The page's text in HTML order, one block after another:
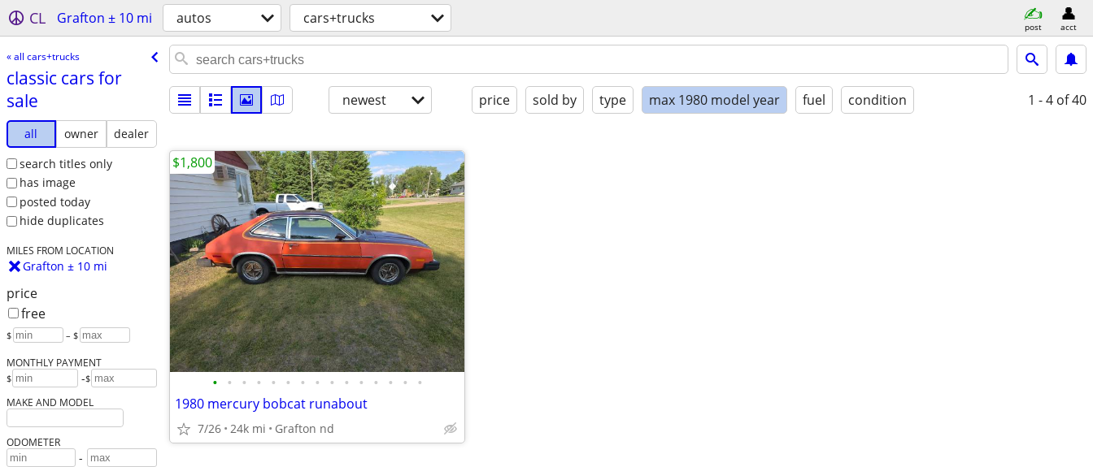
CL Grafton ± 10 mi autos cars+trucks post acct
« all cars+trucks
classic cars for
sale
all owner
dealer
search titles only
has image
posted today
hide duplicates
MILES FROM LOCATION
Grafton ± 10 mi
price
free
$ – $
MONTHLY PAYMENT
$ -$
MAKE AND MODEL
ODOMETER
-
newest price sold by type max 1980 model year fuel condition 1 - 4 of 40
• • • • • • • • • • • • • • •
1980 mercury bobcat runabout
7/26 24k mi Grafton nd
$1,800